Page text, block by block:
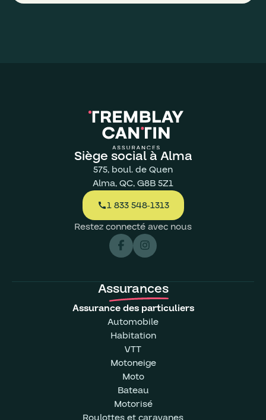
Siège social à Alma
575, boul. de Quen
Alma, QC, G8B 5Z1
call1 833 548-1313
Restez connecté avec nous
Assurances
Assurance des particuliers
Automobile
Habitation
VTT
Motoneige
Moto
Bateau
Motorisé